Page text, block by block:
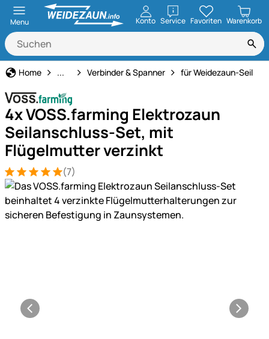
Menu Konto ServiceöffnenFavoriten Warenkorb
Home Weidezaun
... Verbinder & Spanner für Weidezaun-Seil
4x VOSS.farming Elektrozaun
Seilanschluss-Set, mit
Flügelmutter verzinkt
Bewertung: 5 von 5 (7 Bewertungen)
7 Bewertungen(7)
Produktgalerie